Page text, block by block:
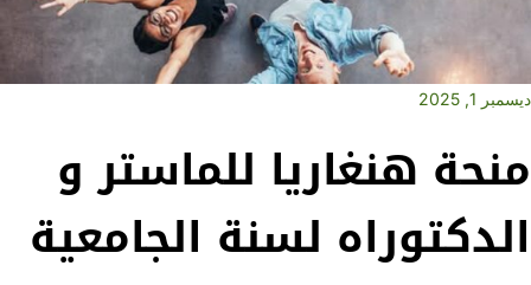
ديسمبر 1, 2025
منحة هنغاريا للماستر و
الدكتوراه لسنة الجامعية